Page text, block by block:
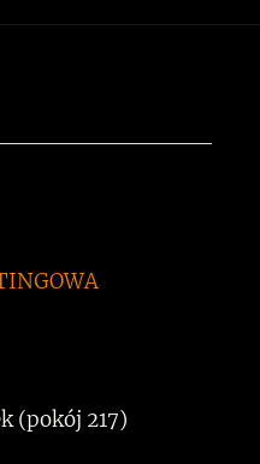
(pokój 217)